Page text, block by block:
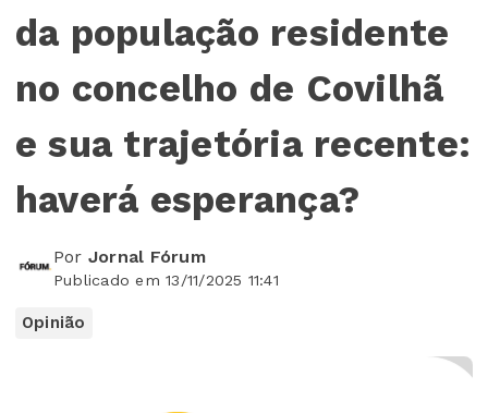
da população residente
no concelho de Covilhã
e sua trajetória recente:
haverá esperança?
Por Jornal Fórum
Publicado em 13/11/2025 11:41
Opinião